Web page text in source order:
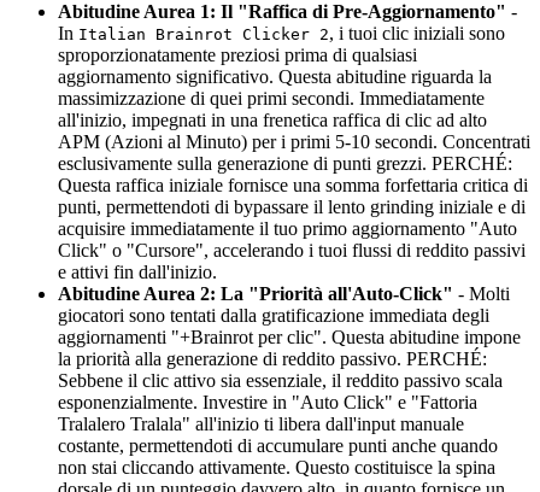
Abitudine Aurea 1: Il "Raffica di Pre-Aggiornamento" -
In Italian Brainrot Clicker 2, i tuoi clic iniziali sono
sproporzionatamente preziosi prima di qualsiasi
aggiornamento significativo. Questa abitudine riguarda la
massimizzazione di quei primi secondi. Immediatamente
all'inizio, impegnati in una frenetica raffica di clic ad alto
APM (Azioni al Minuto) per i primi 5-10 secondi. Concentrati
esclusivamente sulla generazione di punti grezzi. PERCHÉ:
Questa raffica iniziale fornisce una somma forfettaria critica di
punti, permettendoti di bypassare il lento grinding iniziale e di
acquisire immediatamente il tuo primo aggiornamento "Auto
Click" o "Cursore", accelerando i tuoi flussi di reddito passivi
e attivi fin dall'inizio.
Abitudine Aurea 2: La "Priorità all'Auto-Click" - Molti
giocatori sono tentati dalla gratificazione immediata degli
aggiornamenti "+Brainrot per clic". Questa abitudine impone
la priorità alla generazione di reddito passivo. PERCHÉ:
Sebbene il clic attivo sia essenziale, il reddito passivo scala
esponenzialmente. Investire in "Auto Click" e "Fattoria
Tralalero Tralala" all'inizio ti libera dall'input manuale
costante, permettendoti di accumulare punti anche quando
non stai cliccando attivamente. Questo costituisce la spina